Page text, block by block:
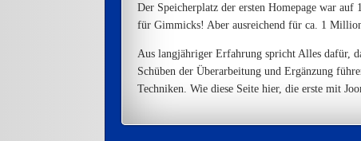
Der Speicherplatz der ersten Homepage war
für Gimmicks! Aber ausreichend für ca. 1
Aus langjähriger Erfahrung spricht Alles dafür,
Schüben der Überarbeitung und Ergänzung
Techniken. Wie diese Seite hier, die erste mit